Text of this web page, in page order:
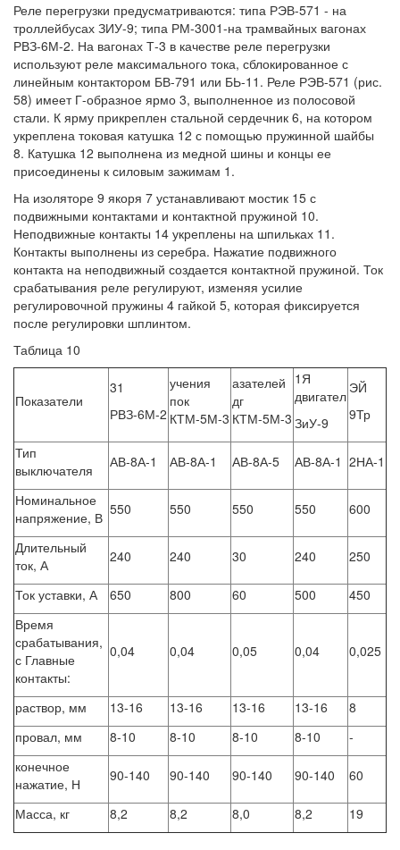
Реле перегрузки предусматриваются: типа РЭВ-571 - на
троллейбусах ЗИУ-9; типа РМ-3001-на трамвайных вагонах
РВЗ-6М-2. На вагонах Т-3 в качестве реле перегрузки
используют реле максимального тока, сблокированное с
линейным контактором БВ-791 или БЬ-11. Реле РЭВ-571 (рис.
58) имеет Г-образное ярмо 3, выполненное из полосовой
стали. К ярму прикреплен стальной сердечник 6, на котором
укреплена токовая катушка 12 с помощью пружинной шайбы
8. Катушка 12 выполнена из медной шины и концы ее
присоединены к силовым зажимам 1.
На изоляторе 9 якоря 7 устанавливают мостик 15 с
подвижными контактами и контактной пружиной 10.
Неподвижные контакты 14 укреплены на шпильках 11.
Контакты выполнены из серебра. Нажатие подвижного
контакта на неподвижный создается контактной пружиной. Ток
срабатывания реле регулируют, изменяя усилие
регулировочной пружины 4 гайкой 5, которая фиксируется
после регулировки шплинтом.
Таблица 10
Показатели
31
РВЗ-6М-2
учения
пок
КТМ-5М-3
азателей
дг
КТМ-5М-3
1Я
двигател
ЗиУ-9
ЭЙ
9Тр
Тип
выключателя
АВ-8А-1 АВ-8А-1 АВ-8А-5 АВ-8А-1 2НА-1
Номинальное
напряжение, В 550 550 550 550 600
Длительный
ток, А
240 240 30 240 250
Ток уставки, А 650 800 60 500
450
Время
срабатывания,
с Главные
контакты:
0,04 0,04 0,05 0,04 0,025
раствор, мм 13-16 13-16 13-16 13-16
8
провал, мм
8-10 8-10 8-10 8-10
-
конечное
нажатие, Н
90-140 90-140 90-140 90-140 60
Масса, кг 8,2 8,2 8,0 8,2 19